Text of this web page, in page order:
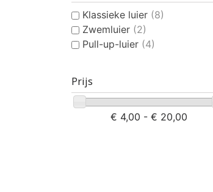
Klassieke luier (8)
Zwemluier (2)
Pull-up-luier (4)
Prijs
€ 4,00 - € 20,00